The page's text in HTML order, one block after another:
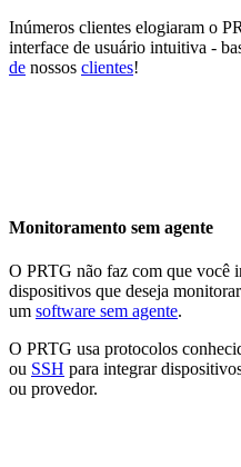
Inúmeros clientes elogiaram o
interface de usuário intuitiva -
de nossos clientes!
Monitoramento sem agente
O PRTG não faz com que você
dispositivos que deseja
um software sem agente.
O PRTG usa protocolos
ou SSH para integrar
ou provedor.